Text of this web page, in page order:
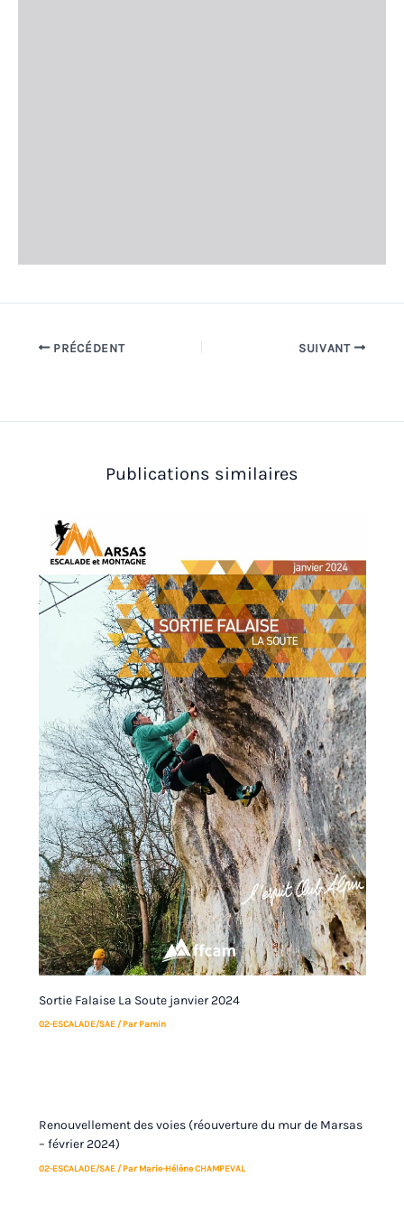
PRÉCÉDENT SUIVANT
Publications similaires
Sortie Falaise La Soute janvier 2024
02-ESCALADE/SAE/ Par Pamin
Renouvellement des voies (réouverture du mur de Marsas
– février 2024)
02-ESCALADE/SAE/ Par Marie-Hélène CHAMPEVAL